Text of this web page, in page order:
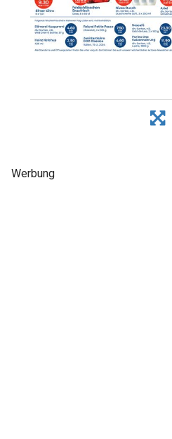
Werbung